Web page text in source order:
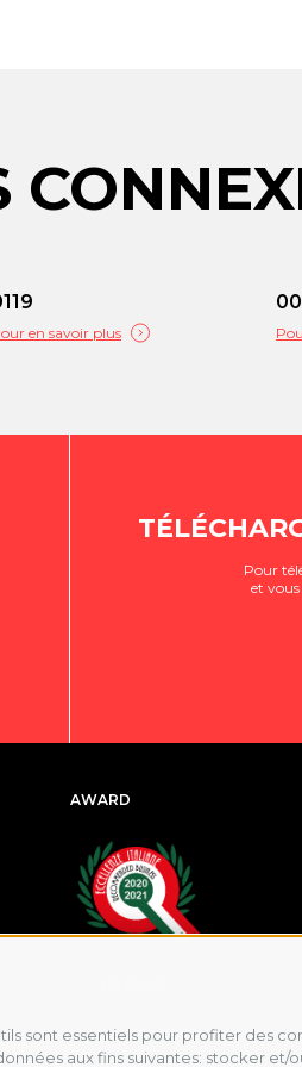
sont essentiels pour profiter des
aux fins suivantes: stocker
en savoir plus
Pour
et
AWARD